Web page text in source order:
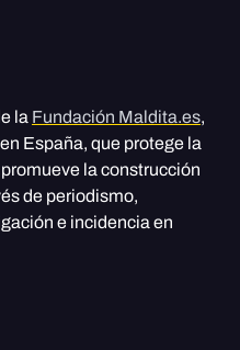
la Fundación Maldita.es,
España, que protege la
la construcción
de periodismo,
e incidencia en